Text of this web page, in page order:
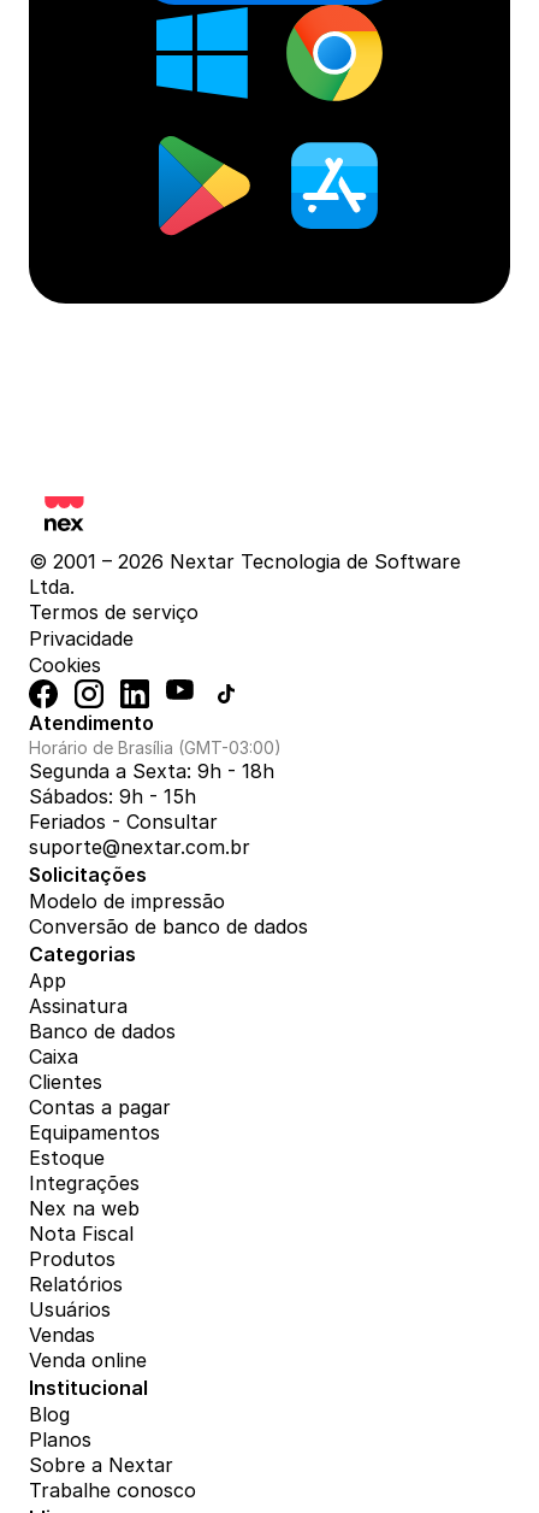
© 2001 – 2026 Nextar Tecnologia de Software
Ltda.
Termos de serviço
Privacidade
Cookies
Atendimento
Horário de Brasília (GMT-03:00)
Segunda a Sexta: 9h - 18h
Sábados: 9h - 15h
Feriados - Consultar
suporte@nextar.com.br
Solicitações
Modelo de impressão
Conversão de banco de dados
Categorias
App
Assinatura
Banco de dados
Caixa
Clientes
Contas a pagar
Equipamentos
Estoque
Integrações
Nex na web
Nota Fiscal
Produtos
Relatórios
Usuários
Vendas
Venda online
Institucional
Blog
Planos
Sobre a Nextar
Trabalhe conosco